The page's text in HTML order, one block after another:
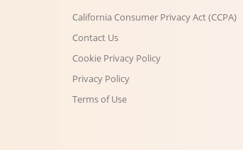
California Consumer Privacy Act (CCPA)
Contact Us
Cookie Privacy Policy
Privacy Policy
Terms of Use